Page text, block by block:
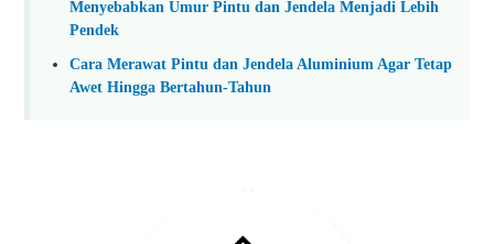
Menyebabkan Umur Pintu dan Jendela Menjadi Lebih
Pendek
Cara Merawat Pintu dan Jendela Aluminium Agar Tetap
Awet Hingga Bertahun-Tahun